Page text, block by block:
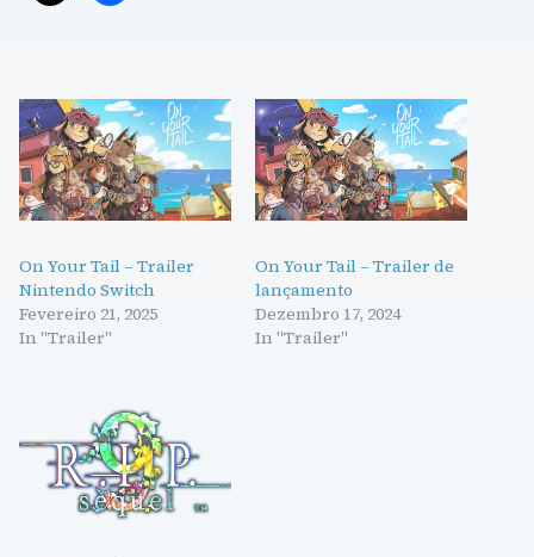
On Your Tail – Trailer
Nintendo Switch
Fevereiro 21, 2025
In "Trailer"
On Your Tail – Trailer de
lançamento
Dezembro 17, 2024
In "Trailer"